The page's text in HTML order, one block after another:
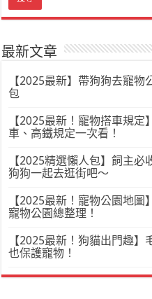
最新文章
【2025最新】帶狗狗去寵
包
【2025最新！寵物搭車規
車、高鐵規定一次看！
【2025精選懶人包】飼主
狗狗一起去逛街吧～
【2025最新！寵物公園地
寵物公園總整理！
【2025最新！狗貓出門趣
也保護寵物！